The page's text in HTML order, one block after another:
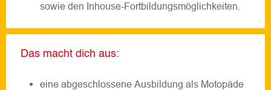
sowie den Inhouse-Fortbildungsmöglichkeiten.
Das macht dich aus:
eine abgeschlossene Ausbildung als Motopäde